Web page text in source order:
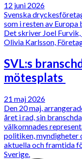
12 juni 2026
Svenska
som i resten av
Det skriver Joel
Olivia Karlsson,
SVL:s
mötesplats
21 maj 2026
Den 20 maj,
året i rad, sin
välkomnades
politiken, myndigheter
aktuella och framtida
Sverige.